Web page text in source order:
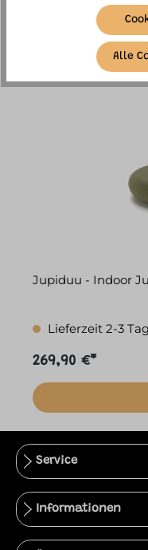
Jupiduu - Indoor
Lieferzeit 2-3
269,90 €*
Service
Informationen
Alle